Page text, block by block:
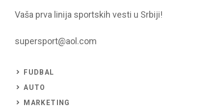
Vaša prva linija sportskih vesti u Srbiji!
supersport@aol.com
FUDBAL
AUTO
MARKETING